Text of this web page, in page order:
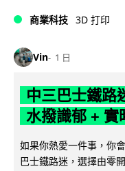
商業科技 3D 打印
Vin 1 日
中三巴士鐵路
水撥識郁 + 實
如果你熱愛一件事，你
巴士鐵路迷，選擇由零